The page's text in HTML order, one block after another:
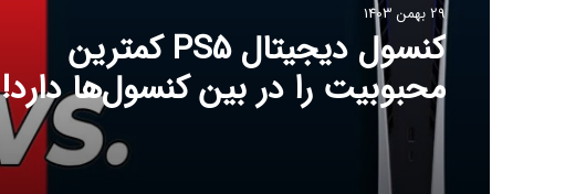
29 بهمن 1403
کنسول دیجیتال PS5 کمترین
محبوبیت را در بین کنسول‌ها دارد!